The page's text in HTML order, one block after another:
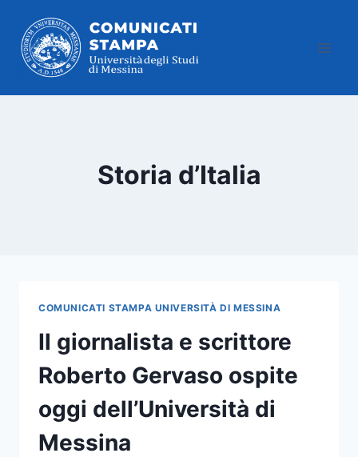
contenuto
Storia d’Italia
COMUNICATI STAMPA UNIVERSITÀ DI MESSINA
Il giornalista e scrittore
Roberto Gervaso ospite
oggi dell’Università di
Messina